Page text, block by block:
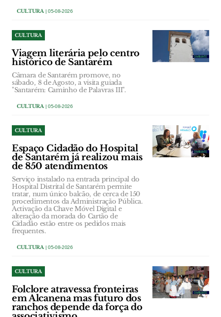
CULTURA| 05-08-2026
CULTURA
Viagem literária pelo centro
histórico de Santarém
Câmara de Santarém promove, no
sábado, 8 de Agosto, a visita guiada
"Santarém: Caminho de Palavras III".
CULTURA| 05-08-2026
CULTURA
Espaço Cidadão do Hospital
de Santarém já realizou mais
de 850 atendimentos
Serviço instalado na entrada principal do
Hospital Distrital de Santarém permite
tratar, num único balcão, de cerca de 150
procedimentos da Administração Pública.
Activação da Chave Móvel Digital e
alteração da morada do Cartão de
Cidadão estão entre os pedidos mais
frequentes.
CULTURA| 05-08-2026
CULTURA
Folclore atravessa fronteiras
em Alcanena mas futuro dos
ranchos depende da força do